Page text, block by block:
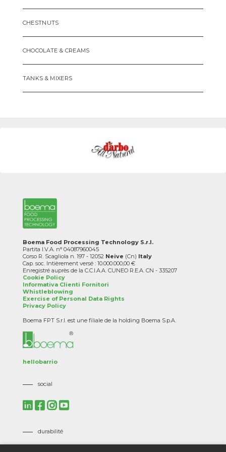
CHESTNUTS
CHOCOLATE & CREAMS
TANKS & MIXERS
Boema Food Processing Technology S.r.l.
Partita I.V.A. n° 04087960045
Corso R. Scagliola n. 197 - 12052 Neive (Cn) Italy
Cap. soc. Intièrement versé : 10.000.000,00 €
Enregistré auprès de la C.C.I.A.A. CUNEO R.E.A. CN - 335207
Cookie Policy
Informativa Clienti Fornitori
Whistleblowing
Exercise of Personal Data Rights
Privacy Policy
Boema FPT S.r.l. est une filiale de la holding Boema S.p.A.
hellobarrio
social
durabilité